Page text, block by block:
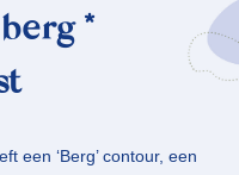
*
een ‘Berg’ contour, een